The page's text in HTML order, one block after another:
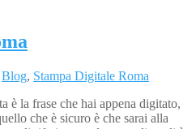
Blog, Stampa Digitale Roma
è la frase che hai appena digitato,
che è sicuro è che sarai alla